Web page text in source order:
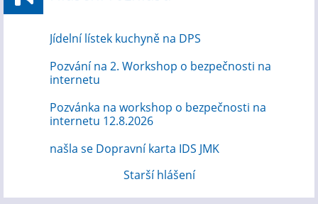
Jídelní lístek kuchyně na DPS
Pozvání na 2. Workshop o bezpečnosti na
internetu
Pozvánka na workshop o bezpečnosti na
internetu 12.8.2026
našla se Dopravní karta IDS JMK
Starší hlášení